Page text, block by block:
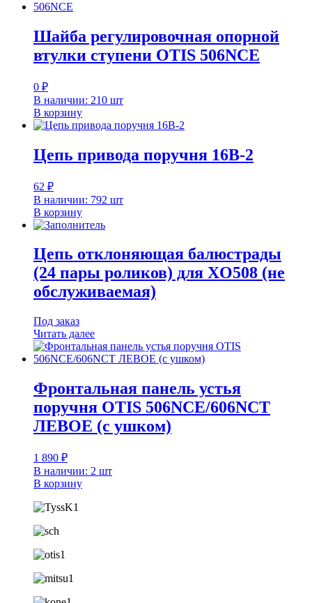
Шайба регулировочная опорной
втулки ступени OTIS 506NCE
0 ₽
В наличии: 210 шт
В корзину
Цепь привода поручня 16B-2
62 ₽
В наличии: 792 шт
В корзину
Цепь отклоняющая балюстрады
(24 пары роликов) для XO508 (не
обслуживаемая)
Под заказ
Читать далее
Фронтальная панель устья
поручня OTIS 506NCE/606NCT
ЛЕВОЕ (с ушком)
1 890 ₽
В наличии: 2 шт
В корзину